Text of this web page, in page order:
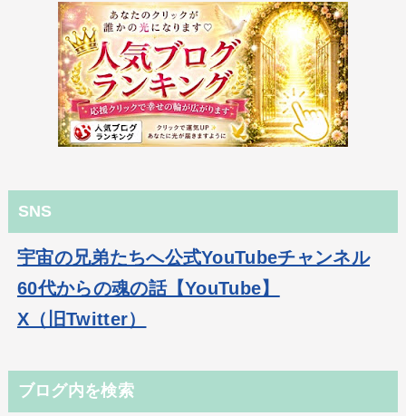
SNS
宇宙の兄弟たちへ公式YouTubeチャンネル
60代からの魂の話【YouTube】
X（旧Twitter）
ブログ内を検索